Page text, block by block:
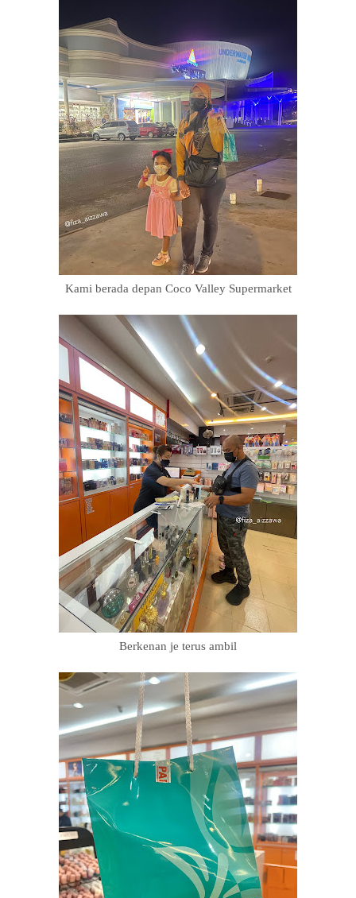
Kami berada depan Coco Valley Supermarket
Berkenan je terus ambil